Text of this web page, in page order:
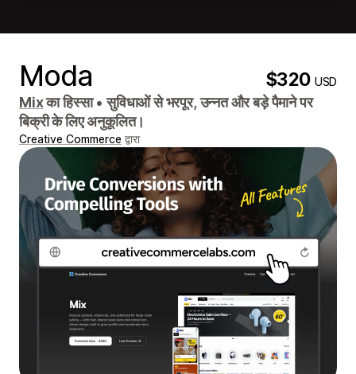
Moda $320USD
Mixका हिस्सा• सुविधाओं से भरपूर, उन्नत और बड़े पैमाने पर
बिक्री के लिए अनुकूलित।
Creative Commerce द्वारा